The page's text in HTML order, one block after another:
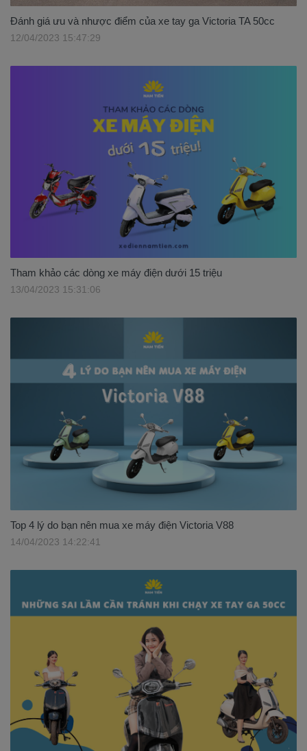
Đánh giá ưu và nhược điểm của xe tay ga Victoria TA 50cc
12/04/2023 15:47:29
Tham khảo các dòng xe máy điện dưới 15 triệu
13/04/2023 15:31:06
Top 4 lý do bạn nên mua xe máy điện Victoria V88
14/04/2023 14:22:41